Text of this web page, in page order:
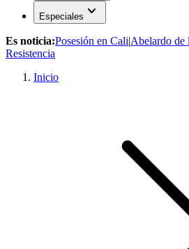
Especiales expand_more
Es noticia:Posesión en Cali|Abelardo de
Resistencia
Inicio